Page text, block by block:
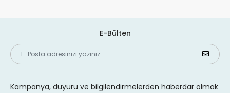
E-Bülten
Kampanya, duyuru ve bilgilendirmelerden haberdar olmak